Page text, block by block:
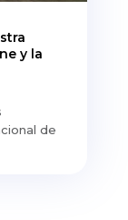
y la
de